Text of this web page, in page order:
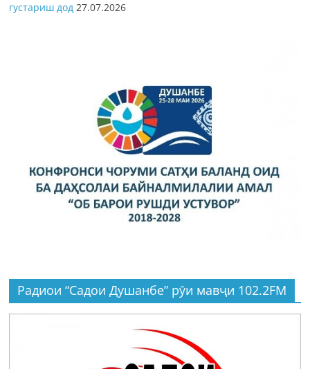
густариш дод 27.07.2026
Радиои “Садои Душанбе” рӯи мавҷи 102.2FM